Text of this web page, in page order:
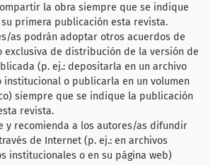
la obra siempre que se indique
primera publicación esta revista.
as podrán adoptar otros acuerdos de
exclusiva de distribución de la versión de
(p. ej.: depositarla en un archivo
institucional o publicarla en un volumen
siempre que se indique la publicación
revista.
y recomienda a los autores/as difundir
de Internet (p. ej.: en archivos
institucionales o en su página web)